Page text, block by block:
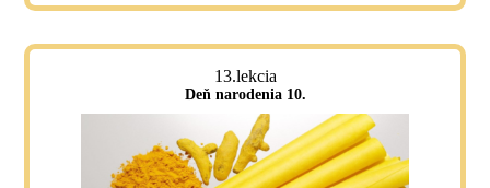
13.lekcia
Deň narodenia 10.